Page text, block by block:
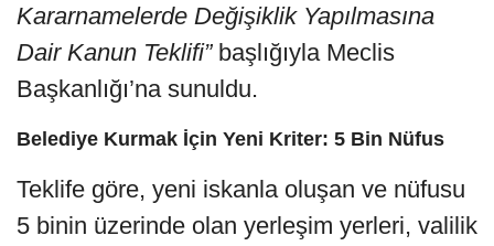
Kararnamelerde Değişiklik Yapılmasına
Dair Kanun Teklifi”başlığıyla Meclis
Başkanlığı’na sunuldu.
Belediye Kurmak İçin Yeni Kriter: 5 Bin Nüfus
Teklife göre, yeni iskanla oluşan ve nüfusu
5 binin üzerinde olan yerleşim yerleri, valilik